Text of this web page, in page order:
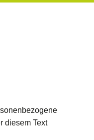
diesem Text